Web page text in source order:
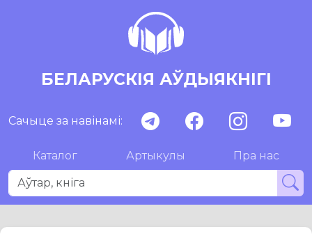
БЕЛАРУСКІЯ АЎДЫЯКНІГІ
Сачыце за навінамі:
Каталог Артыкулы Пра нас